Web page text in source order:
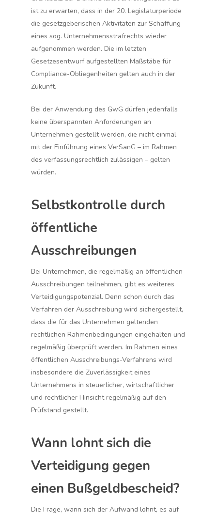
ist zu erwarten, dass in der 20. Legislaturperiode
die gesetzgeberischen Aktivitäten zur Schaffung
eines sog. Unternehmensstrafrechts wieder
aufgenommen werden. Die im letzten
Gesetzesentwurf aufgestellten Maßstäbe für
Compliance-Obliegenheiten gelten auch in der
Zukunft.
Bei der Anwendung des GwG dürfen jedenfalls
keine überspannten Anforderungen an
Unternehmen gestellt werden, die nicht einmal
mit der Einführung eines VerSanG – im Rahmen
des verfassungsrechtlich zulässigen – gelten
würden.
Selbstkontrolle durch
öffentliche
Ausschreibungen
Bei Unternehmen, die regelmäßig an öffentlichen
Ausschreibungen teilnehmen, gibt es weiteres
Verteidigungspotenzial. Denn schon durch das
Verfahren der Ausschreibung wird sichergestellt,
dass die für das Unternehmen geltenden
rechtlichen Rahmenbedingungen eingehalten und
regelmäßig überprüft werden. Im Rahmen eines
öffentlichen Ausschreibungs-Verfahrens wird
insbesondere die Zuverlässigkeit eines
Unternehmens in steuerlicher, wirtschaftlicher
und rechtlicher Hinsicht regelmäßig auf den
Prüfstand gestellt.
Wann lohnt sich die
Verteidigung gegen
einen Bußgeldbescheid?
Die Frage, wann sich der Aufwand lohnt, es auf